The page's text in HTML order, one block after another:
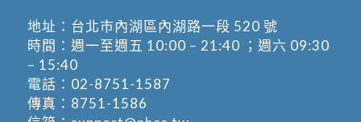
地址： 台北市內湖區內湖路一段 520 號
時間：週一至週五 10:00 – 21:40 ；週六 09:30
– 15:40
電話： 02-8751-1587
傳真：8751-1586